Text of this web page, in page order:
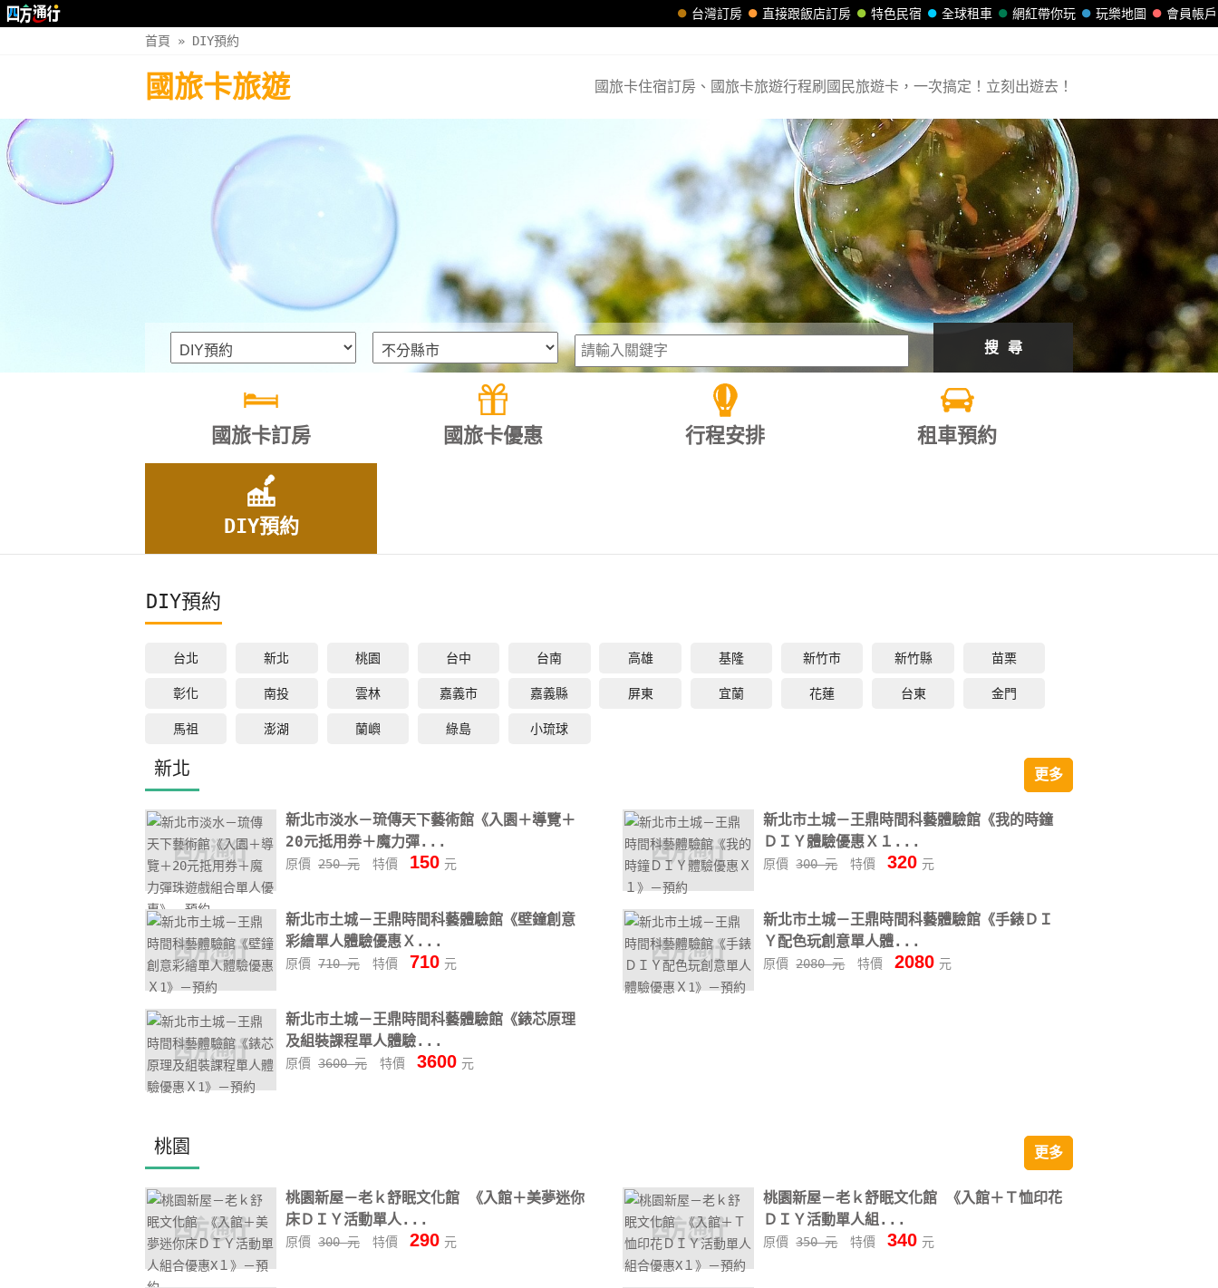
會員帳戶
玩樂地圖
網紅帶你玩
全球租車
特色民宿
直接跟飯店訂房
台灣訂房
首頁 » DIY預約
國旅卡旅遊 國旅卡住宿訂房、國旅卡旅遊行程刷國民旅遊卡，一次搞定！立刻出遊去！
搜 尋
國旅卡訂房 國旅卡優惠 行程安排 租車預約
DIY預約
DIY預約
台北 新北 桃園 台中 台南 高雄 基隆 新竹市 新竹縣 苗栗
彰化 南投 雲林 嘉義市 嘉義縣 屏東 宜蘭 花蓮 台東 金門
馬祖 澎湖 蘭嶼 綠島 小琉球
新北 更多
新北市淡水－琉傳天下藝術館《入園＋導覽＋
20元抵用券＋魔力彈...
原價 250 元 特價 150 元
新北市土城－王鼎時間科藝體驗館《我的時鐘
ＤＩＹ體驗優惠Ｘ１...
原價300 元特價 320 元
新北市土城－王鼎時間科藝體驗館《壁鐘創意
彩繪單人體驗優惠Ｘ...
原價 710 元 特價 710 元
新北市土城－王鼎時間科藝體驗館《手錶ＤＩ
Ｙ配色玩創意單人體...
原價2080 元特價 2080 元
新北市土城－王鼎時間科藝體驗館《錶芯原理
及組裝課程單人體驗...
原價 3600 元 特價 3600 元
桃園 更多
桃園新屋－老ｋ舒眠文化館 《入館＋美夢迷你
床ＤＩＹ活動單人...
原價 300 元 特價 290 元
桃園新屋－老ｋ舒眠文化館 《入館＋Ｔ恤印花
ＤＩＹ活動單人組...
原價350 元特價 340 元